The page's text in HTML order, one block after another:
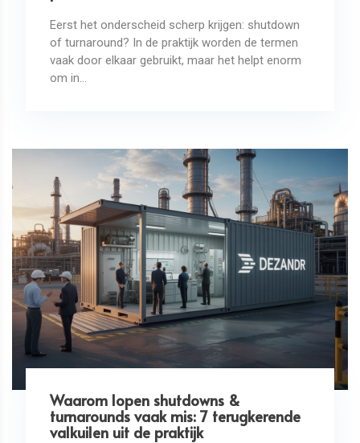
Eerst het onderscheid scherp krijgen: shutdown
of turnaround? In de praktijk worden de termen
vaak door elkaar gebruikt, maar het helpt enorm
om in...
Waarom lopen shutdowns &
turnarounds vaak mis: 7 terugkerende
valkuilen uit de praktijk